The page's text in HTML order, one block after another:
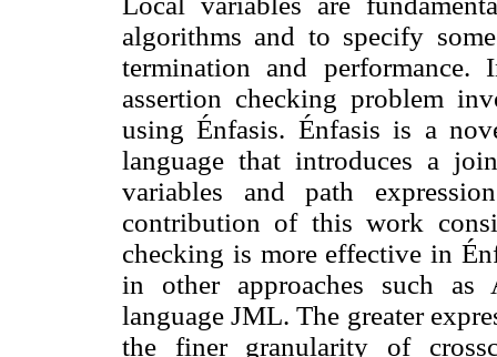
algorithms and to specify
termination and
assertion checking problem
using Énfasis. Énfasis is a
language that introduces a
variables and path
contribution of this work
checking is more effective in
in other approaches such as
language JML. The greater
the finer granularity of